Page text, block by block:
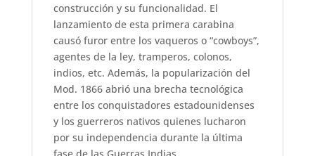
construcción y su funcionalidad. El
lanzamiento de esta primera carabina
causó furor entre los vaqueros o “cowboys”,
agentes de la ley, tramperos, colonos,
indios, etc. Además, la popularización del
Mod. 1866 abrió una brecha tecnológica
entre los conquistadores estadounidenses
y los guerreros nativos quienes lucharon
por su independencia durante la última